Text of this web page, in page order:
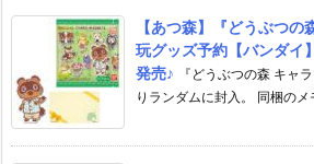
【あつ森】『どうぶつ
玩グッズ予約【バンダ
発売♪
『どうぶつの森 キャ
りランダムに封入。 同梱のメ